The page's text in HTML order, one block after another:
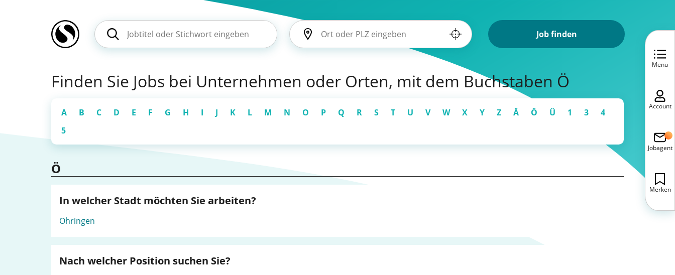
Job finden
Finden Sie Jobs bei Unternehmen oder Orten, mit dem Buchstaben Ö
A B C D E F G H I J K L M N O P Q R S T U V W X Y Z Ä Ö Ü 1 3
4
5
Ö
In welcher Stadt möchten Sie arbeiten?
Öhringen
Nach welcher Position suchen Sie?
Menü
Account
Jobagent
Merken